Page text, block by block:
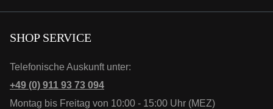
SHOP SERVICE
Telefonische Auskunft unter:
+49 (0) 911 93 73 094
Montag bis Freitag von 10:00 - 15:00 Uhr (MEZ)